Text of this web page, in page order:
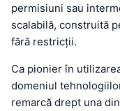
permisiuni sau
scalabilă, construită
fără restricții.
Ca pionier în
domeniul
remarcă drept una